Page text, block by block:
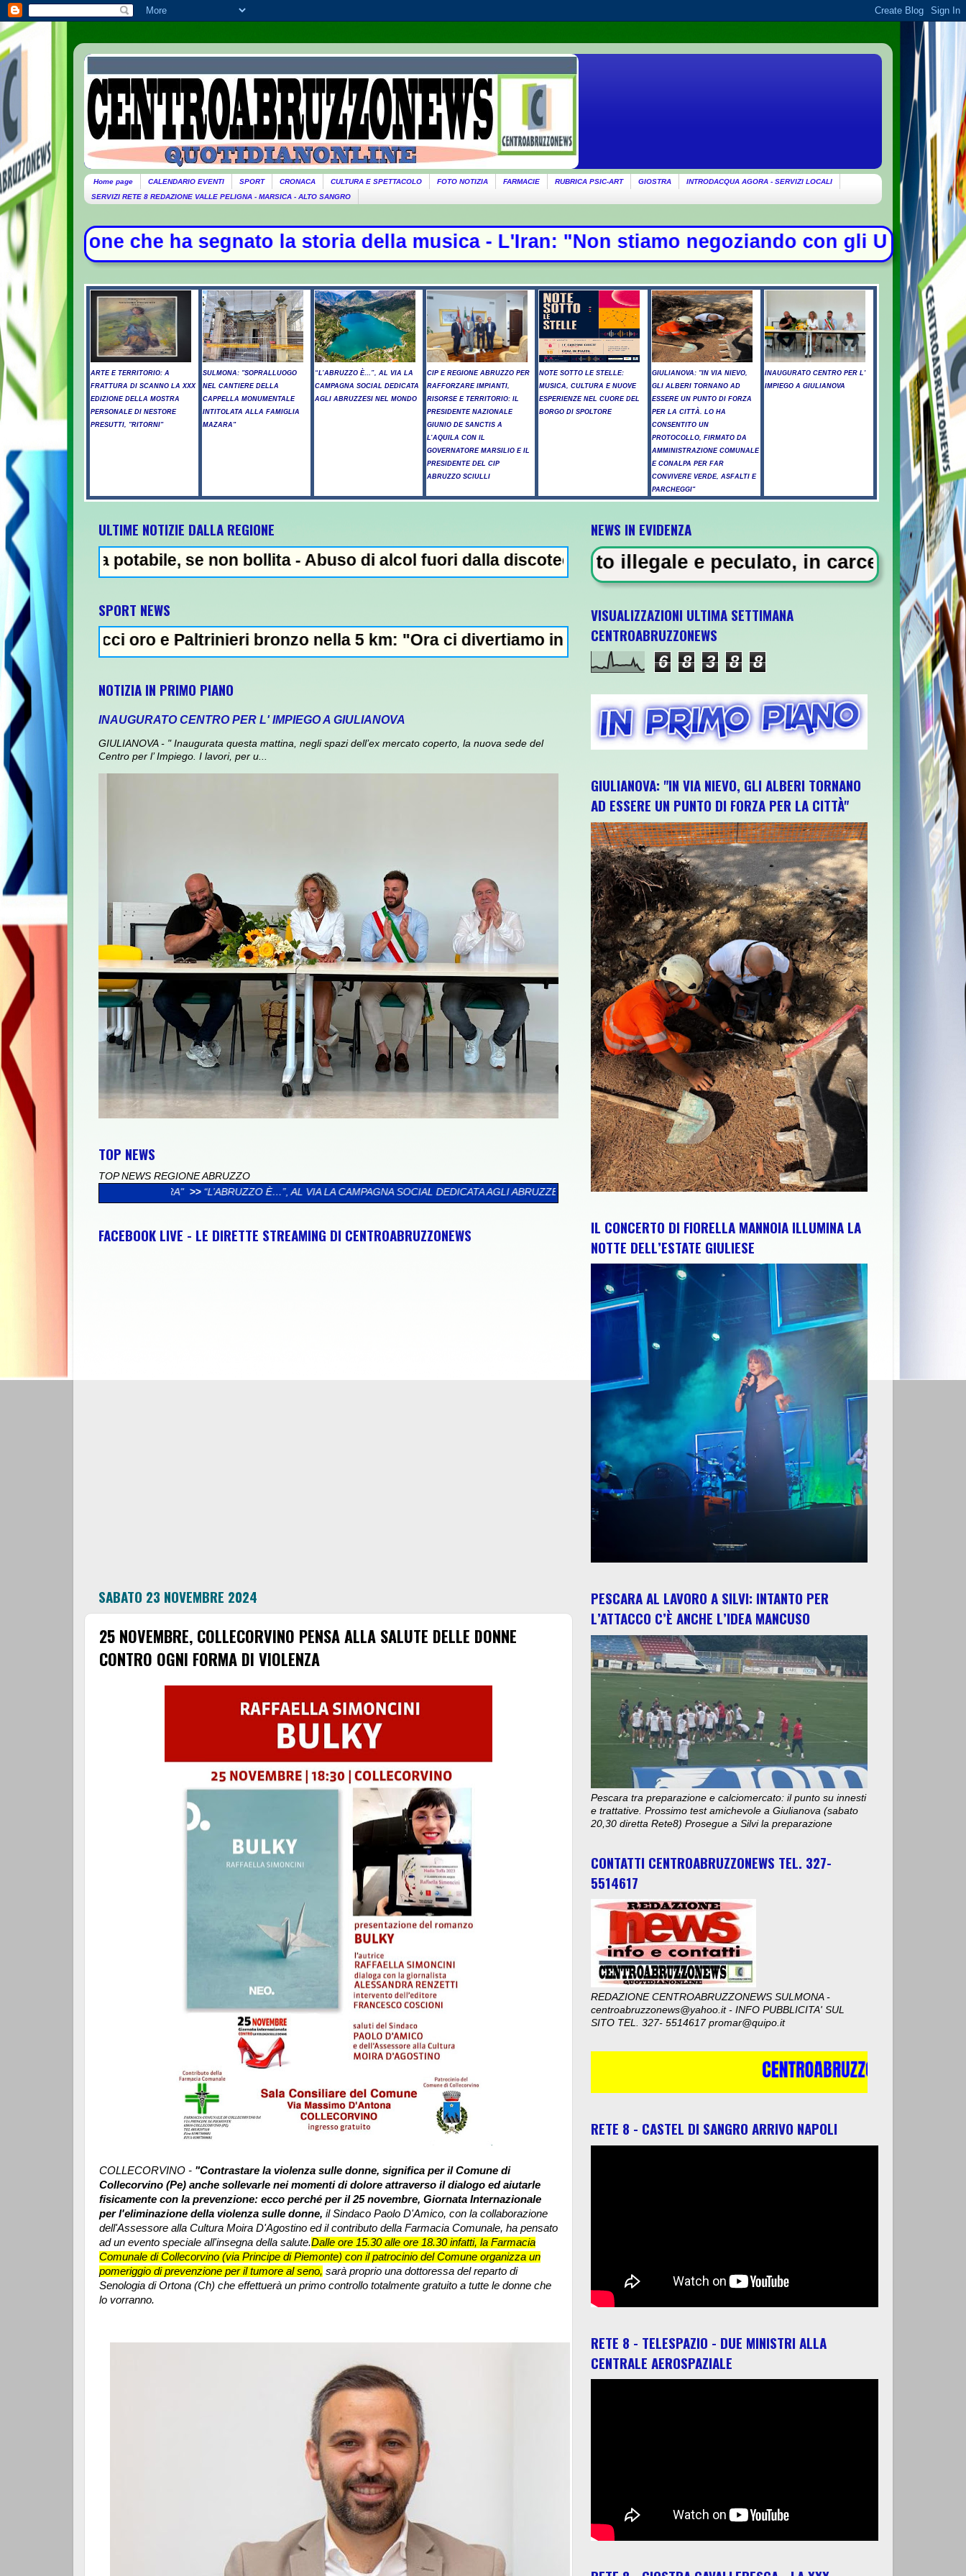
Home page CALENDARIO EVENTI SPORT CRONACA CULTURA E SPETTACOLO FOTO NOTIZIA FARMACIE RUBRICA PSIC-ART GIOSTRA
INTRODACQUA AGORA - SERVIZI LOCALI
SERVIZI RETE 8 REDAZIONE VALLE PELIGNA - MARSICA - ALTO SANGRO
la storia della musica - L'Iran: "Non stiamo negoziando con gli Usa su Hormuz, solo
ARTE E TERRITORIO: A
FRATTURA DI SCANNO LA XXX
EDIZIONE DELLA MOSTRA
PERSONALE DI NESTORE
PRESUTTI, "RITORNI"
SULMONA: "SOPRALLUOGO
NEL CANTIERE DELLA
CAPPELLA MONUMENTALE
INTITOLATA ALLA FAMIGLIA
MAZARA"
“L’ABRUZZO È…”, AL VIA LA
CAMPAGNA SOCIAL DEDICATA
AGLI ABRUZZESI NEL MONDO
CIP E REGIONE ABRUZZO PER
RAFFORZARE IMPIANTI,
RISORSE E TERRITORIO: IL
PRESIDENTE NAZIONALE
GIUNIO DE SANCTIS A
L’AQUILA CON IL
GOVERNATORE MARSILIO E IL
PRESIDENTE DEL CIP
ABRUZZO SCIULLI
NOTE SOTTO LE STELLE:
MUSICA, CULTURA E NUOVE
ESPERIENZE NEL CUORE DEL
BORGO DI SPOLTORE
GIULIANOVA: "IN VIA NIEVO,
GLI ALBERI TORNANO AD
ESSERE UN PUNTO DI FORZA
PER LA CITTÀ. LO HA
CONSENTITO UN
PROTOCOLLO, FIRMATO DA
AMMINISTRAZIONE COMUNALE
E CONALPA PER FAR
CONVIVERE VERDE, ASFALTI E
PARCHEGGI"
INAUGURATO CENTRO PER L'
IMPIEGO A GIULIANOVA
ULTIME NOTIZIE DALLA REGIONE
se non bollita - Abuso di alcol fuori dalla discoteca, minorenni intossicati a Pescara - Il vento riaccende il rogo
SPORT NEWS
e Paltrinieri bronzo nella 5 km: "Ora ci divertiamo in staffetta"- L'Italia U21 il 5 ottobre a Pescara l'ultima gara di
NOTIZIA IN PRIMO PIANO
INAUGURATO CENTRO PER L' IMPIEGO A GIULIANOVA
GIULIANOVA - " Inaugurata questa mattina, negli spazi dell’ex mercato coperto, la nuova sede del
Centro per l’ Impiego. I lavori, per u...
TOP NEWS
TOP NEWS REGIONE ABRUZZO
“L’ABRUZZO È…”, AL VIA LA CAMPAGNA SOCIAL DEDICATA AGLI ABRUZZESI NEL MONDO >> CIP E REGIONE ABRUZZO PER RAFFORZARE IMPIANTI, RISORSE E TERRITORIO: IL
FACEBOOK LIVE - LE DIRETTE STREAMING DI CENTROABRUZZONEWS
SABATO 23 NOVEMBRE 2024
25 NOVEMBRE, COLLECORVINO PENSA ALLA SALUTE DELLE DONNE
CONTRO OGNI FORMA DI VIOLENZA
COLLECORVINO - "Contrastare la violenza sulle donne, significa per il Comune di
Collecorvino (Pe) anche sollevarle nei momenti di dolore attraverso il dialogo ed aiutarle
fisicamente con la prevenzione: ecco perché per il 25 novembre, Giornata Internazionale
per l'eliminazione della violenza sulle donne, il Sindaco Paolo D'Amico, con la collaborazione
dell'Assessore alla Cultura Moira D'Agostino ed il contributo della Farmacia Comunale, ha pensato
ad un evento speciale all'insegna della salute.Dalle ore 15.30 alle ore 18.30 infatti, la Farmacia
Comunale di Collecorvino (via Principe di Piemonte) con il patrocinio del Comune organizza un
pomeriggio di prevenzione per il tumore al seno, sarà proprio una dottoressa del reparto di
Senologia di Ortona (Ch) che effettuerà un primo controllo totalmente gratuito a tutte le donne che
lo vorranno.
NEWS IN EVIDENZA
NEWS IN EVIDENZA - Arresto illegale e peculato, in carcere 5 vigili urbani a
VISUALIZZAZIONI ULTIMA SETTIMANA
CENTROABRUZZONEWS
6 8 3 8 8
GIULIANOVA: "IN VIA NIEVO, GLI ALBERI TORNANO
AD ESSERE UN PUNTO DI FORZA PER LA CITTÀ"
IL CONCERTO DI FIORELLA MANNOIA ILLUMINA LA
NOTTE DELL’ESTATE GIULIESE
PESCARA AL LAVORO A SILVI: INTANTO PER
L’ATTACCO C’È ANCHE L’IDEA MANCUSO
Pescara tra preparazione e calciomercato: il punto su innesti
e trattative. Prossimo test amichevole a Giulianova (sabato
20,30 diretta Rete8) Prosegue a Silvi la preparazione
CONTATTI CENTROABRUZZONEWS TEL. 327-
5514617
REDAZIONE CENTROABRUZZONEWS SULMONA -
centroabruzzonews@yahoo.it - INFO PUBBLICITA' SUL
SITO TEL. 327- 5514617 promar@quipo.it
RETE 8 - CASTEL DI SANGRO ARRIVO NAPOLI
RETE 8 - TELESPAZIO - DUE MINISTRI ALLA
CENTRALE AEROSPAZIALE